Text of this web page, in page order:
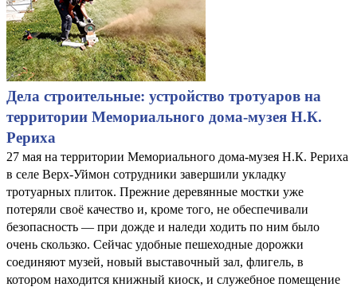
Дела строительные: устройство тротуаров на
территории Мемориального дома-музея Н.К.
Рериха
27 мая на территории Мемориального дома-музея Н.К. Рериха
в селе Верх-Уймон сотрудники завершили укладку
тротуарных плиток. Прежние деревянные мостки уже
потеряли своё качество и, кроме того, не обеспечивали
безопасность — при дожде и наледи ходить по ним было
очень скользко. Сейчас удобные пешеходные дорожки
соединяют музей, новый выставочный зал, флигель, в
котором находится книжный киоск, и служебное помещение